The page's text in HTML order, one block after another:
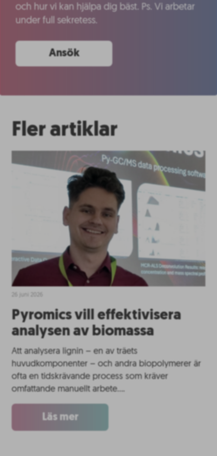
och hur vi kan hjälpa dig bäst. Ps. Vi arbetar
under full sekretess.
Ansök
Fler artiklar
Pyromics vill effektivisera
analysen av biomassa
Att analysera lignin – en av träets
huvudkomponenter – och andra biopolymerer är
ofta en tidskrävande process som kräver
omfattande manuellt arbete….
Läs mer